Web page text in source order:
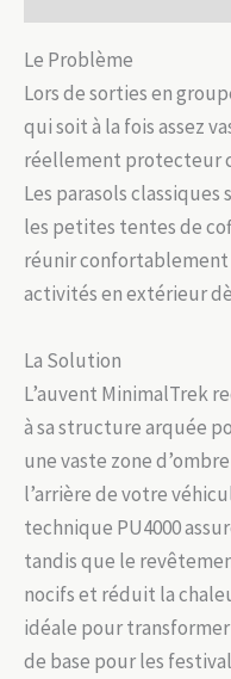
Le Problème
Lors de sorties en
qui soit à la fois assez
réellement protecteur
Les parasols
les petites tentes de
réunir confortablement
activités en extérieur
La Solution
L’auvent MinimalTrek
à sa structure arquée
une vaste zone
l’arrière de votre
technique PU4000
tandis que le
nocifs et réduit la
idéale pour
de base pour les